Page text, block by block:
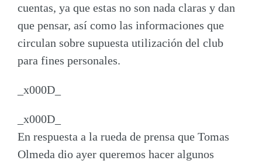
cuentas, ya que estas no son nada claras y dan
que pensar, así como las informaciones que
circulan sobre supuesta utilización del club
para fines personales.
_x000D_
_x000D_
En respuesta a la rueda de prensa que Tomas
Olmeda dio ayer queremos hacer algunos